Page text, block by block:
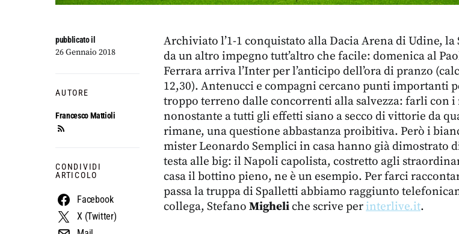
pubblicato il
26 Gennaio 2018
AUTORE
Francesco Mattioli
CONDIVIDI
ARTICOLO
Facebook
X (Twitter)
Archiviato l’1-1 conquistato alla Dacia Arena di Udine, la
da un altro impegno tutt’altro che facile: domenica al
Ferrara arriva l’Inter per l’anticipo dell’ora di pranzo
12,30). Antenucci e compagni cercano punti importanti
troppo terreno dalle concorrenti alla salvezza: farli con
nonostante a tutti gli effetti siano a secco di vittorie da
rimane, una questione abbastanza proibitiva. Però i
mister Leonardo Semplici in casa hanno già dimostrato
testa alle big: il Napoli capolista, costretto agli
casa il bottino pieno, ne è un esempio. Per farci
passa la truppa di Spalletti abbiamo raggiunto
collega, Stefano Migheliche scrive per interlive.it.